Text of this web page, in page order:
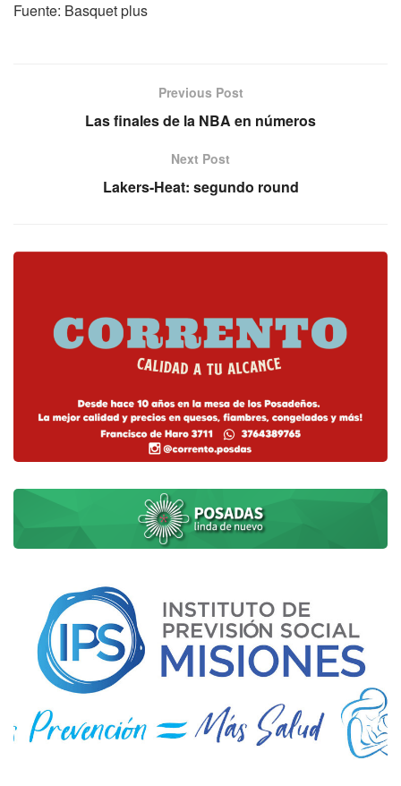
Fuente: Basquet plus
Previous Post
Las finales de la NBA en números
Next Post
Lakers-Heat: segundo round